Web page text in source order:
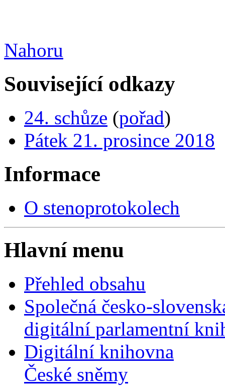
Nahoru
Související odkazy
24. schůze (pořad)
Pátek 21. prosince 2018
Informace
O stenoprotokolech
Hlavní menu
Přehled obsahu
Společná česko-
digitální parlamentní
Digitální knihovna
České sněmy